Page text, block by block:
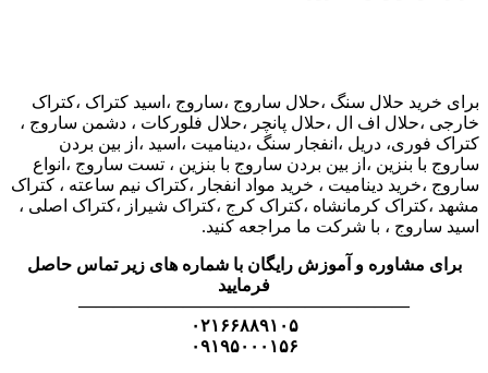
برای خرید حلال سنگ ،حلال ساروج ،ساروج ،اسید کتراک ،کتراک
خارجی ،حلال اف ال ،حلال پانچر ،حلال فلورکات ، دشمن ساروج ،
کتراک فوری، دریل ،انفجار سنگ ،دینامیت ،اسید ،از بین بردن
ساروج با بنزین ،از بین بردن ساروج با بنزین ، تست ساروج ،انواع
ساروج ،خرید دینامیت ، خرید مواد انفجار ،کتراک نیم ساعته ، کتراک
مشهد ،کتراک کرمانشاه ،کتراک کرج ،کتراک شیراز ،کتراک اصلی ،
اسید ساروج ، با شرکت ما مراجعه کنید.
برای مشاوره و آموزش رایگان با شماره های زیر تماس حاصل
فرمایید
———————————————————
۰۲۱۶۶۸۸۹۱۰۵
۰۹۱۹۵۰۰۰۱۵۶